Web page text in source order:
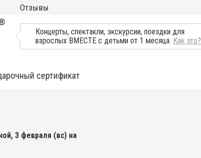
о нас
Отзывы
Концерты, спектакли, экскурсии, поездки для
взрослых ВМЕСТЕ с детьми от 1 месяца. Как это?
сертификат
3 февраля (вс) на